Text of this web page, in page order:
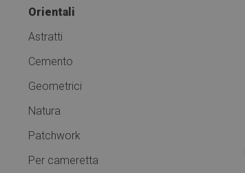
Orientali
Astratti
Cemento
Geometrici
Natura
Patchwork
Per cameretta